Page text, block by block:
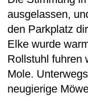
ausgelassen,
den Parkplatz
Elke wurde
Rollstuhl fuhren
Mole.
neugierige